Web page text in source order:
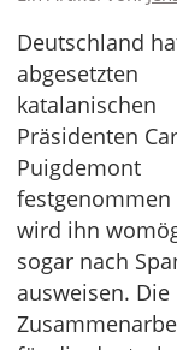
Deutschland
abgesetzten
katalanischen
Präsidenten
Puigdemont
festgenommen
wird ihn
sogar nach
ausweisen. Die